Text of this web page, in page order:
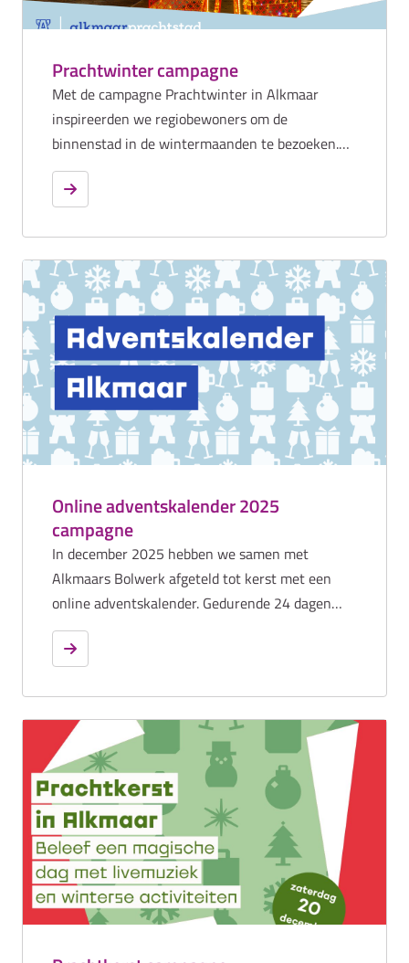
Prachtwinter campagne
Met de campagne Prachtwinter in Alkmaar
inspireerden we regiobewoners om de
binnenstad in de wintermaanden te bezoeken.
We zetten Alkmaar neer als warme, sfeervolle
stad in de donkerste periode van het jaar, met
winterse beleving. Binnen de campagne was
extra aandacht voor winkelen. We benadrukten
het veelzijdige aanbod in de historische
binnenstad – van lokale boetieks tot
wintermusthaves – en versterkten zo Alkmaar
als gastvrije en sfeervolle winkelbestemming in
de regio.
Online adventskalender 2025
campagne
In december 2025 hebben we samen met
Alkmaars Bolwerk afgeteld tot kerst met een
online adventskalender. Gedurende 24 dagen
werden 24 unieke Alkmaarse winacties gedeeld
van lokale ondernemers, culturele instellingen
was onderdeel van de Prachtwintercampagne,
waarin sfeervol winkelen, proeven en genieten
centraal staan. Met deze activatie stimuleerden
we lokaal winkelen onder bewoners en
regiobewoners. De adventskalender trok in
totaal 7.213 deelnemers. De landingspagina
werd 32.249 keer bekeken, met gemiddeld 8,5
pagina’s per gebruiker en een gemiddelde
sessieduur van 1:21 minuut. Op social media
verschenen 24 posts op Facebook (15.719